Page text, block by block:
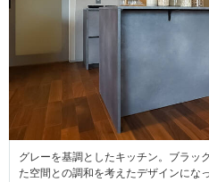
グレーを基調としたキッチン。ブラッ
た空間との調和を考えたデザインにな